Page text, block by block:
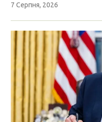
7 Серпня, 2026